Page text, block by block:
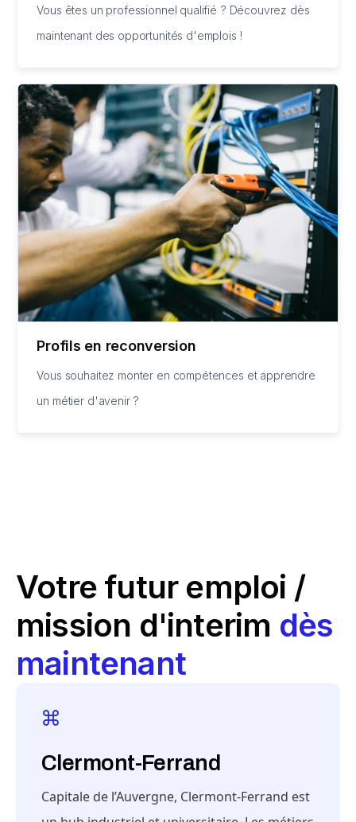
Vous êtes un professionnel qualifié ? Découvrez dès
maintenant des opportunités d'emplois !
Profils en reconversion
Vous souhaitez monter en compétences et apprendre
un métier d'avenir ?
Votre futur emploi /
mission d'interim dès
maintenant
Clermont-Ferrand
Capitale de l’Auvergne, Clermont-Ferrand est